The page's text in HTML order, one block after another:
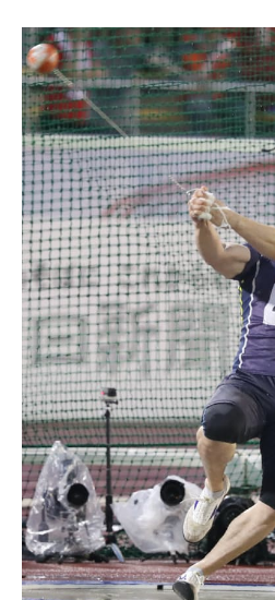
出典：https://number.ismcdn.jp
室伏広治の体重：99kg
室伏広治さんの体重は99kgで、
ない体重のようです。
しかしながら、身長187cmに対
ており、体重も計算されたものだ